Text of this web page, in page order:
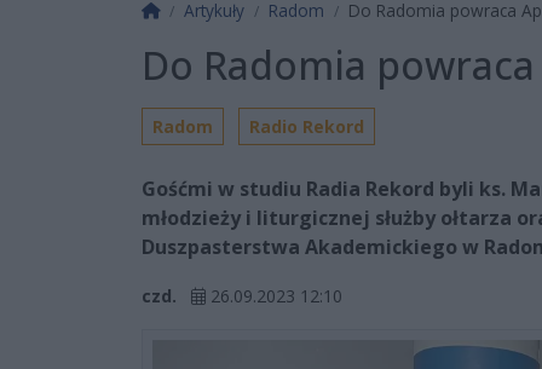
Strona główna
Artykuły Radom Do Radomia powraca
Do Radomia
Radom Radio Rekord
Gośćmi w studiu Radia Rekord byli ks.
młodzieży i liturgicznej służby ołtarza
Duszpasterstwa Akademickiego w
czd. 26.09.2023 12:10